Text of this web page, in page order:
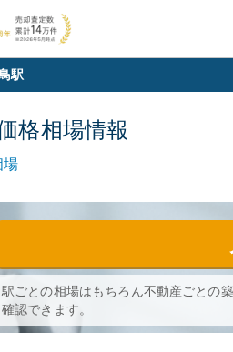
駅
格相場情報
場
駅ごとの相場はもちろん不動産ごとの
確認できます。